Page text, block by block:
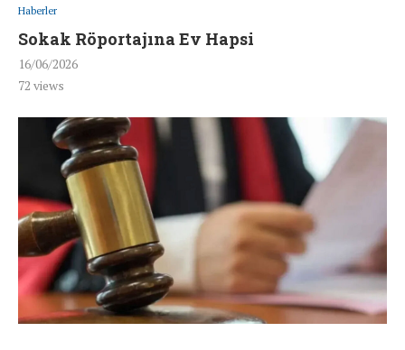
Haberler
Sokak Röportajına Ev Hapsi
16/06/2026
72 views